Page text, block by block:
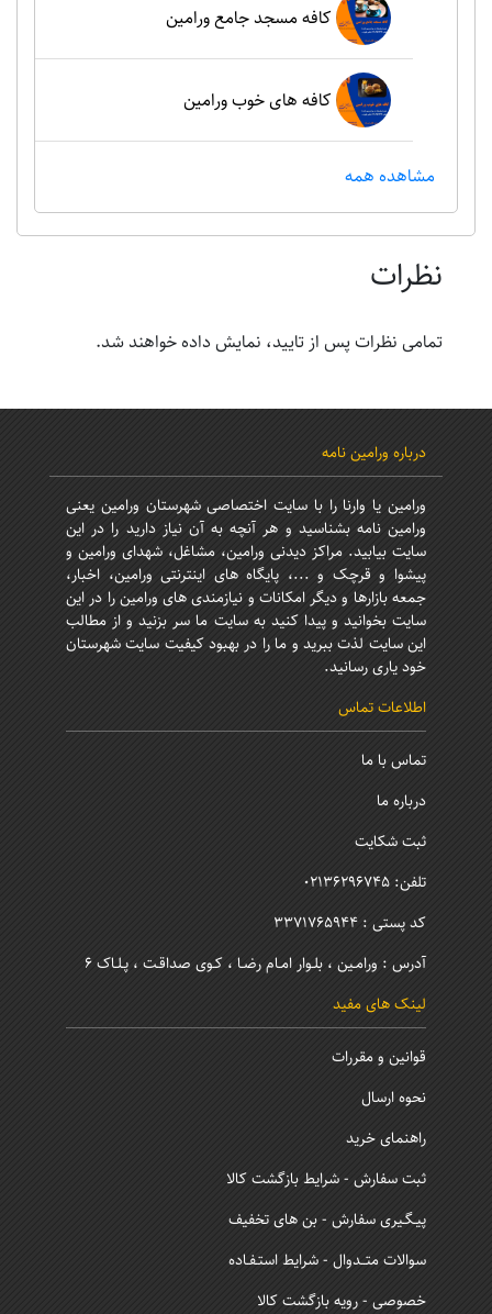
کافه مسجد جامع ورامین
کافه های خوب ورامین
مشاهده همه
نظرات
تمامی نظرات پس از تایید، نمایش داده خواهند شد.
درباره ورامین نامه
ورامین یا وارنا را با سایت اختصاصی شهرستان ورامین یعنی
ورامین نامه بشناسید و هر آنچه به آن نیاز دارید را در این
سایت بیابید. مراکز دیدنی ورامین، مشاغل، شهدای ورامین و
پیشوا و قرچک و ...، پایگاه های اینترنتی ورامین، اخبار،
جمعه بازارها و دیگر امکانات و نیازمندی های ورامین را در این
سایت بخوانید و پیدا کنید به سایت ما سر بزنید و از مطالب
این سایت لذت ببرید و ما را در بهبود کیفیت سایت شهرستان
خود یاری رسانید.
اطلاعات تماس
تماس با ما
درباره ما
ثبت شکایت
تلفن: 02136296745
کد پستی : 3371765944
آدرس : ورامـین ، بلـوار امـام رضـا ، کـوی صداقـت ، پـلـاک 6
لینک های مفید
قوانین و مقررات
نحوه ارسال
راهنمای خرید
ثبت سفارش - شرایط بازگشت کالا
پیـگـیری سفارش - بن های تخفیف
سوالات متــدوال - شرایط استـفـاده
خصوصی - رویه بازگشت کالا